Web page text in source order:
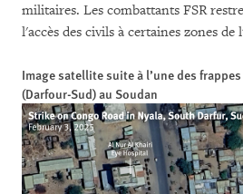
militaires. Les combattants FSR
l'accès des civils à certaines zones de
Image satellite suite à l’une des
(Darfour-Sud) au Soudan